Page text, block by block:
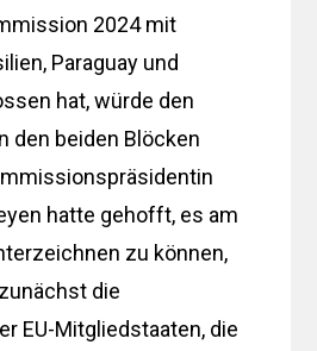
2024 mit
Paraguay und
hat, würde den
den beiden Blöcken
hatte gehofft, es am
zu können,
die
EU-Mitgliedstaaten, die